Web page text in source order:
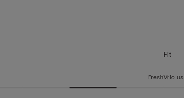
Fresh
Fit
Vrlo